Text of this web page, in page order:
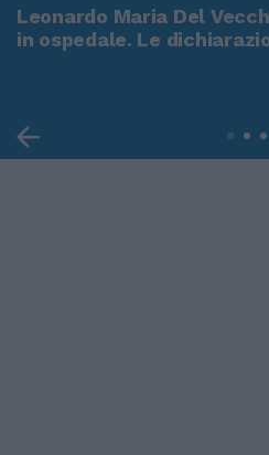
Leonardo Maria Del
in ospedale. Le